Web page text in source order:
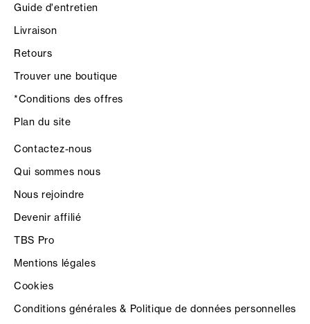
Guide d'entretien
Livraison
Retours
Trouver une boutique
*Conditions des offres
Plan du site
Contactez-nous
Qui sommes nous
Nous rejoindre
Devenir affilié
TBS Pro
Mentions légales
Cookies
Conditions générales & Politique de données personnelles